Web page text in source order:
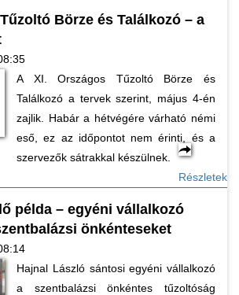
Börze és Találkozó – a
A XI. Országos Tűzoltó Börze és
Találkozó a tervek szerint, május 4-én
zajlik. Habár a hétvégére várható némi
eső, ez az időpontot nem érinti, és a
szervezők sátrakkal készülnek.
Részletek
példa – egyéni vállalkozó
önkénteseket
Hajnal László sántosi egyéni vállalkozó
a szentbalázsi önkéntes tűzoltóság